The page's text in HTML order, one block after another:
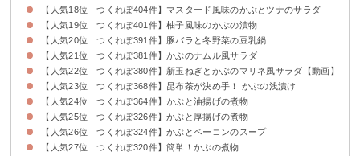
【人気18位｜つくれぽ404件】マスタード風味のかぶとツナのサラダ
【人気19位｜つくれぽ401件】柚子風味のかぶの漬物
【人気20位｜つくれぽ391件】豚バラと冬野菜の豆乳鍋
【人気21位｜つくれぽ381件】かぶのナムル風サラダ
【人気22位｜つくれぽ380件】新玉ねぎとかぶのマリネ風サラダ【動画】
【人気23位｜つくれぽ368件】昆布茶が決め手！ かぶの浅漬け
【人気24位｜つくれぽ364件】かぶと油揚げの煮物
【人気25位｜つくれぽ326件】かぶと厚揚げの煮物
【人気26位｜つくれぽ324件】かぶとベーコンのスープ
【人気27位｜つくれぽ320件】簡単！かぶの煮物